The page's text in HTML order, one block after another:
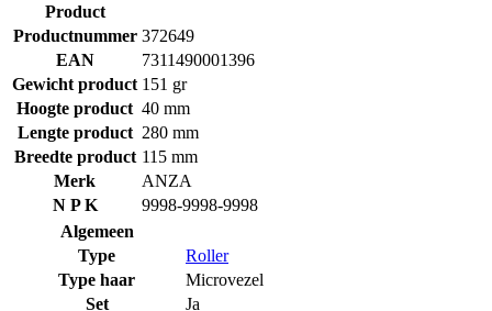
Product
Productnummer 372649
EAN
7311490001396
Gewicht product 151 gr
Hoogte product 40 mm
Lengte product 280 mm
Breedte product 115 mm
Merk
ANZA
N P K
9998-9998-9998
Algemeen
Type
Roller
Type haar
Microvezel
Set
Ja